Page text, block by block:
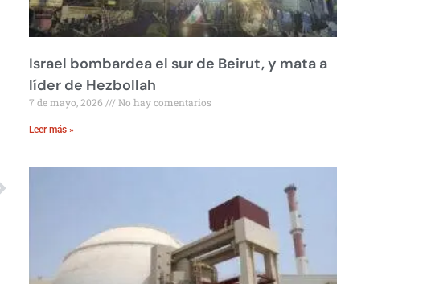
Israel bombardea el sur de Beirut, y mata a
líder de Hezbollah
7 de mayo, 2026 No hay comentarios
Leer más »